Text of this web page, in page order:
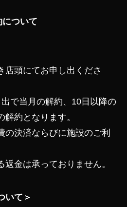
ついて
店頭にてお申し出くださ
で当月の解約、10日以降の
約となります。
の決済ならびに施設のご利
返金は承っておりません。
いて＞